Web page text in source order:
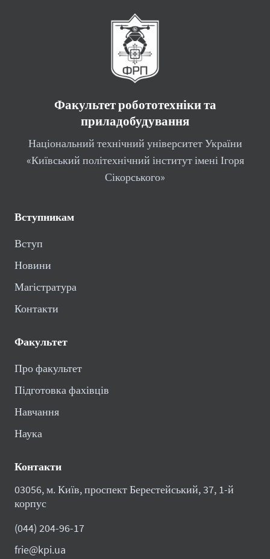
Факультет робототехніки та
приладобудування
Національний технічний університет України
«Київський політехнічний інститут імені Ігоря
Сікорського»
Вступникам
Вступ
Новини
Магістратура
Контакти
Факультет
Про факультет
Підготовка фахівців
Навчання
Наука
Контакти
03056, м. Київ, проспект Берестейський, 37, 1-й
корпус
(044) 204-96-17
frie@kpi.ua